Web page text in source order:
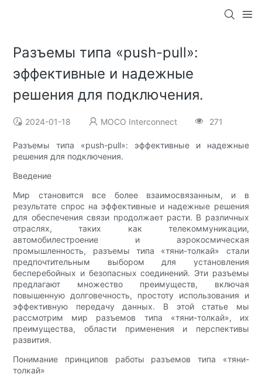
Разъемы типа «push-pull»:
эффективные и надежные
решения для подключения.
2024-01-18 MOCO Interconnect 271
Разъемы типа «push-pull»: эффективные и надежные
решения для подключения.
Введение
Мир становится все более взаимосвязанным, и в
результате спрос на эффективные и надежные решения
для обеспечения связи продолжает расти. В различных
отраслях, таких как телекоммуникации,
автомобилестроение и аэрокосмическая
промышленность, разъемы типа «тяни-толкай» стали
предпочтительным выбором для установления
бесперебойных и безопасных соединений. Эти разъемы
предлагают множество преимуществ, включая
повышенную долговечность, простоту использования и
эффективную передачу данных. В этой статье мы
рассмотрим мир разъемов типа «тяни-толкай», их
преимущества, области применения и перспективы
развития.
Понимание принципов работы разъемов типа «тяни-
толкай»